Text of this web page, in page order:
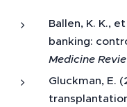
Ballen, K. K.,
banking:
Medicine
Gluckman, E.